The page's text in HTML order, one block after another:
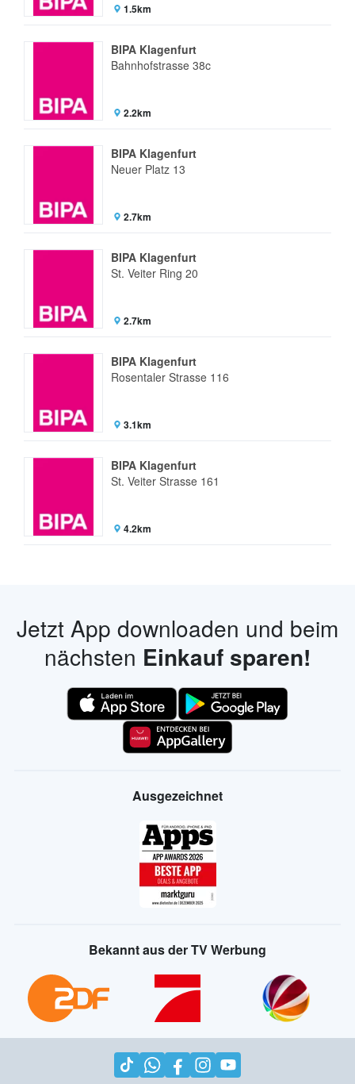
1.5km
BIPA Klagenfurt
Bahnhofstrasse 38c
2.2km
BIPA Klagenfurt
Neuer Platz 13
2.7km
BIPA Klagenfurt
St. Veiter Ring 20
2.7km
BIPA Klagenfurt
Rosentaler Strasse 116
3.1km
BIPA Klagenfurt
St. Veiter Strasse 161
4.2km
Jetzt App downloaden und beim
nächsten Einkauf sparen!
Ausgezeichnet
Bekannt aus der TV Werbung